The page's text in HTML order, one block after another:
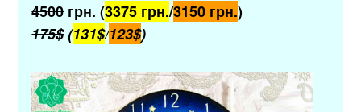
4500грн. (3375 грн./3150 грн.)
175$(131$/123$)